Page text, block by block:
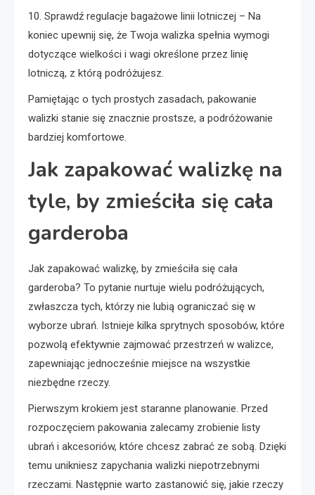
10. Sprawdź regulacje bagażowe linii lotniczej – Na
koniec upewnij się, że Twoja walizka spełnia wymogi
dotyczące wielkości i wagi określone przez linię
lotniczą, z którą podróżujesz.
Pamiętając o tych prostych zasadach, pakowanie
walizki stanie się znacznie prostsze, a podróżowanie
bardziej komfortowe.
Jak zapakować walizkę na
tyle, by zmieściła się cała
garderoba
Jak zapakować walizkę, by zmieściła się cała
garderoba? To pytanie nurtuje wielu podróżujących,
zwłaszcza tych, którzy nie lubią ograniczać się w
wyborze ubrań. Istnieje kilka sprytnych sposobów, które
pozwolą efektywnie zajmować przestrzeń w walizce,
zapewniając jednocześnie miejsce na wszystkie
niezbędne rzeczy.
Pierwszym krokiem jest staranne planowanie. Przed
rozpoczęciem pakowania zalecamy zrobienie listy
ubrań i akcesoriów, które chcesz zabrać ze sobą. Dzięki
temu unikniesz zapychania walizki niepotrzebnymi
rzeczami. Następnie warto zastanowić się, jakie rzeczy